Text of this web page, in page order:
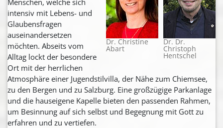
Dr. Christine
Abart
Dr. Dr.
Christoph
Hentschel
intensiv mit Lebens- und
Glaubensfragen
auseinandersetzen
möchten. Abseits vom
Alltag lockt der besondere
Ort mit der herrlichen
Atmosphäre einer Jugendstilvilla, der Nähe zum Chiemsee,
zu den Bergen und zu Salzburg. Eine großzügige Parkanlage
und die hauseigene Kapelle bieten den passenden Rahmen,
um Besinnung auf sich selbst und Begegnung mit Gott zu
erfahren und zu vertiefen.